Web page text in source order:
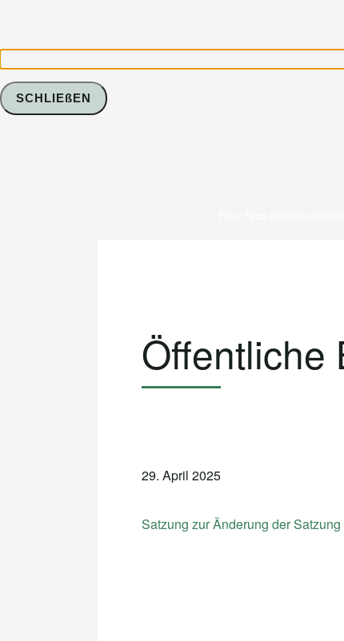
Öffentliche
29. April 2025
Satzung zur Änderung der
SCHLIEßEN